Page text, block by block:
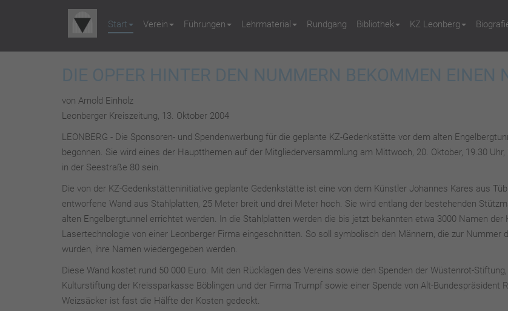
Start Verein Führungen Lehrmaterial Rundgang Bibliothek KZ Leonberg
DIE OPFER HINTER DEN NUMMERN BEKOMMEN EINEN
von Arnold Einholz
Leonberger Kreiszeitung, 13. Oktober 2004
LEONBERG - Die Sponsoren- und Spendenwerbung für die geplante KZ-Gedenkstätte vor dem alten
begonnen. Sie wird eines der Hauptthemen auf der Mitgliederversammlung am Mittwoch, 20. Oktober, 19.30
in der Seestraße 80 sein.
Die von der KZ-Gedenkstätteninitiative geplante Gedenkstätte ist eine von dem Künstler Johannes Kares aus
entworfene Wand aus Stahlplatten, 25 Meter breit und drei Meter hoch. Sie wird entlang der bestehenden
alten Engelbergtunnel errichtet werden. In die Stahlplatten werden die bis jetzt bekannten etwa 3000 Namen der
Lasertechnologie von einer Leonberger Firma eingeschnitten. So soll symbolisch den Männern, die zur Nummer
wurden, ihre Namen wiedergegeben werden.
Diese Wand kostet rund 50 000 Euro. Mit den Rücklagen des Vereins sowie den Spenden der Wüstenrot-
Kulturstiftung der Kreissparkasse Böblingen und der Firma Trumpf sowie einer Spende von Alt-Bundespräsident
Weizsäcker ist fast die Hälfte der Kosten gedeckt.